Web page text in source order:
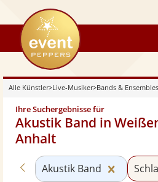
eventpeppers
Alle Künstler>Live-Musiker>Bands & Ensembles
Ihre Suchergebnisse für
Akustik Band in
Anhalt
Zurück zu «Bands &
Akustik Band